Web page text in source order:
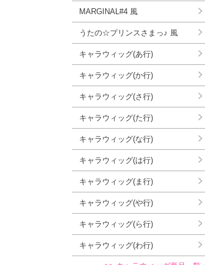
MARGINAL#4 風
うたの☆プリンスさまっ♪ 風
キャラウィッグ(あ行)
キャラウィッグ(か行)
キャラウィッグ(さ行)
キャラウィッグ(た行)
キャラウィッグ(な行)
キャラウィッグ(は行)
キャラウィッグ(ま行)
キャラウィッグ(や行)
キャラウィッグ(ら行)
キャラウィッグ(わ行)